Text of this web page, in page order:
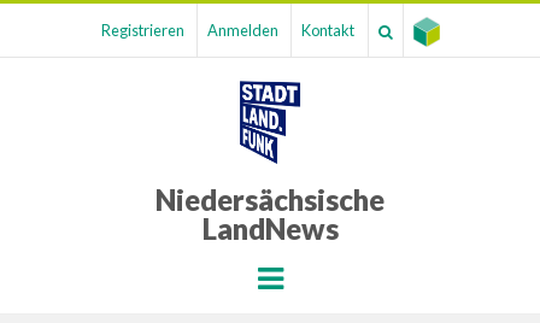
Registrieren Anmelden Kontakt
Niedersächsische
LandNews
Menu